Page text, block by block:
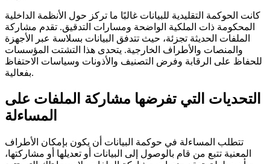
كانت الحوكمة التقليدية للبيانات غالبًا ما تركز حول الأنظمة الداخلية
المحكومة ذات الملكية الواضحة ومسارات التدقيق. تقدم مشاركة
الملفات الحديثة تجزئة، حيث تتدفق البيانات بسلاسة عبر الأجهزة
والمنصات والأطراف الخارجية. يتحدى هذا التشتت المؤسسات
للحفاظ على الرقابة وفرض التصنيف والأذونات وسياسات الاحتفاظ
بفعالية.
التحديات التي تفرضها مشاركة الملفات على
المساءلة
تتطلب المساءلة في حوكمة البيانات أن يكون بإمكان الأطراف
المعنية تتبع من قام بالوصول إلى البيانات أو تعديلها أو مشاركتها،